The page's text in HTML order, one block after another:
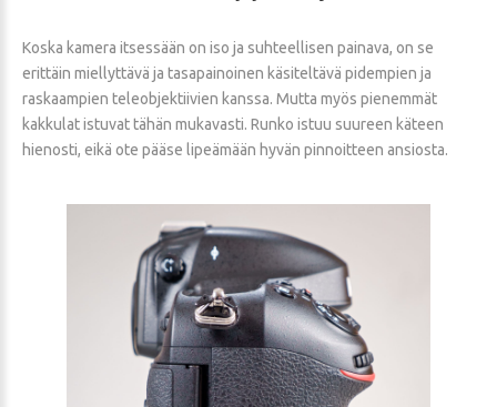
Koska kamera itsessään on iso ja suhteellisen painava, on se
erittäin miellyttävä ja tasapainoinen käsiteltävä pidempien ja
raskaampien teleobjektiivien kanssa. Mutta myös pienemmät
kakkulat istuvat tähän mukavasti. Runko istuu suureen käteen
hienosti, eikä ote pääse lipeämään hyvän pinnoitteen ansiosta.